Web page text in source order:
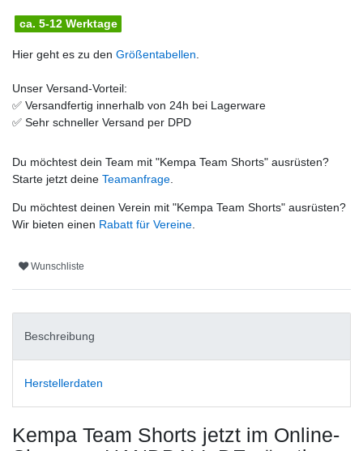
ca. 5-12 Werktage
Hier geht es zu den Größentabellen
Unser Versand-Vorteil:
✅ Versandfertig innerhalb von 24h bei Lagerware
✅ Sehr schneller Versand per DPD
Du möchtest dein Team mit "Kempa Team Shorts" ausrüsten?
Starte jetzt deine Teamanfrage
Du möchtest deinen Verein mit "Kempa Team Shorts" ausrüsten?
Wir bieten einen Rabatt für Vereine
Wunschliste
Beschreibung
Herstellerdaten
Kempa Team Shorts jetzt im Online-